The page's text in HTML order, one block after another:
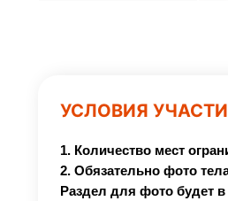
1. Количество мест
2. Обязательно фото
Раздел для фото будет в
УСЛОВИЯ